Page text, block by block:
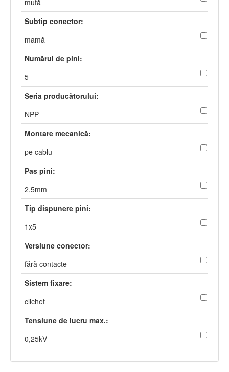
Subtip conector:
mamă
Numărul de pini:
5
Seria producătorului:
NPP
Montare mecanică:
pe cablu
Pas pini:
2,5mm
Tip dispunere pini:
1x5
Versiune conector:
fără contacte
Sistem fixare:
clichet
Tensiune de lucru max.:
0,25kV